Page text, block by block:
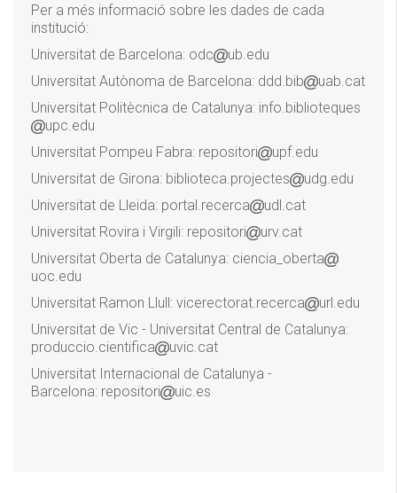
Per a més informació sobre les dades de cada
institució:
Universitat de Barcelona: odc
ub.edu
Universitat Autònoma de Barcelona: ddd.bib
uab.cat
Universitat Politècnica de Catalunya: info.biblioteques
upc.edu
Universitat Pompeu Fabra: repositori
upf.edu
Universitat de Girona: biblioteca.projectes
udg.edu
Universitat de Lleida: portal.recerca
udl.cat
Universitat Rovira i Virgili: repositori
urv.cat
Universitat Oberta de Catalunya: ciencia_oberta
uoc.edu
Universitat Ramon Llull: vicerectorat.recerca
url.edu
Universitat de Vic - Universitat Central de Catalunya:
produccio.cientifica
uvic.cat
Universitat Internacional de Catalunya -
Barcelona: repositori
uic.es